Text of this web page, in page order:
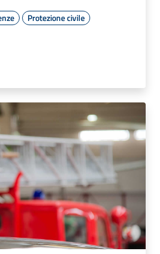
Protezione civile